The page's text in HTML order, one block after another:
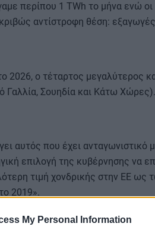
My Personal Information
περίπου 1 TWh το μήνα ενώ
αντίστροφη θέση:
2026, ο τέταρτος μεγαλύτερος
Γαλλία, Σουηδία και Κάτω Χώρες).
αυτός που έχει ανταγωνιστικό
επιλογή της κυβέρνησης να
τιμή χονδρικής στην ΕΕ ως
2019».